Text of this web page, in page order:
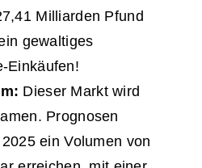
Milliarden Pfund
gewaltiges
Einkäufen!
Dieser Markt wird
Prognosen
ein Volumen von